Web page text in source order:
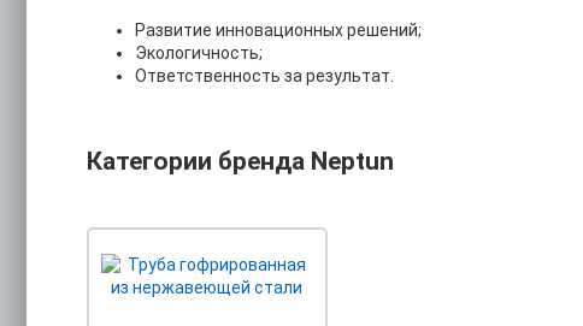
Развитие инновационных решений;
Экологичность;
Ответственность за результат.
Категории бренда Neptun